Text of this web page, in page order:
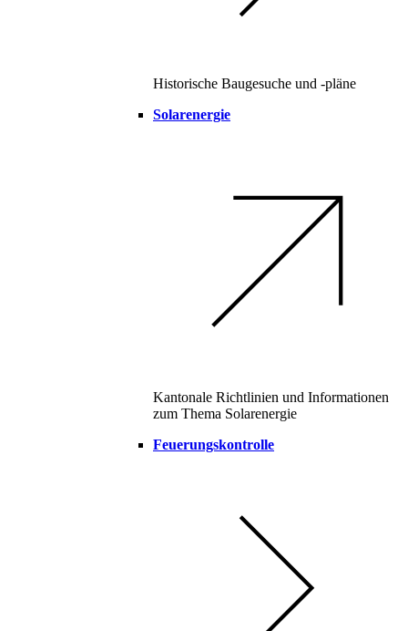
Historische Baugesuche und -pläne
Solarenergie
Kantonale Richtlinien und Informationen
zum Thema Solarenergie
Feuerungskontrolle